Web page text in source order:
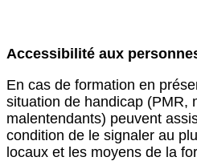
Accessibilité aux
En cas de formation en
situation de handicap (PMR,
malentendants) peuvent
condition de le signaler au
locaux et les moyens de la